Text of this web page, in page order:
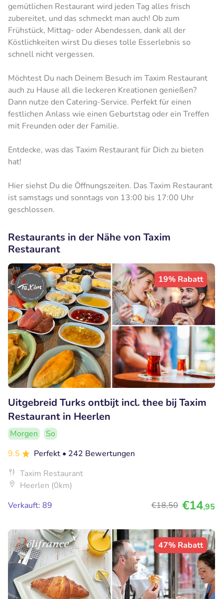
gemütlichen Restaurant wird jeden Tag alles frisch
zubereitet, und das schmeckt man auch! Ob zum
Frühstück, Mittag- oder Abendessen, dank all der
Köstlichkeiten wirst Du dieses tolle Esserlebnis so
schnell nicht vergessen.
Möchtest Du nach Deinem Besuch im Taxim Restaurant
auch zu Hause all die leckeren Kreationen genießen?
Dann nutze den Catering-Service. Perfekt für einen
festlichen Anlass wie einen Geburtstag oder ein Treffen
mit Freunden oder der Familie.
Entdecke, was das Taxim Restaurant für Dich zu bieten
hat!
Hier siehst Du die Öffnungszeiten. Das Taxim Restaurant
ist samstags und sonntags von 13:00 bis 17:00 Uhr
geschlossen.
Restaurants in der Nähe von Taxim
Restaurant
19% Rabatt
Uitgebreid Turks ontbijt incl. thee bij Taxim
Restaurant in Heerlen
Morgen
So
9.5
Perfekt • 242 Bewertungen
Taxim Restaurant
Heerlen (0km)
Verkauft: 89
€18,50 €14,95
47% Rabatt